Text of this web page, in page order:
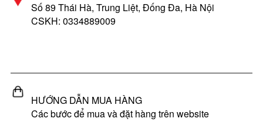
Số 89 Thái Hà, Trung Liệt, Đống Đa, Hà Nội
CSKH: 0334889009
HƯỚNG DẪN MUA HÀNG
Các bước để mua và đặt hàng trên website